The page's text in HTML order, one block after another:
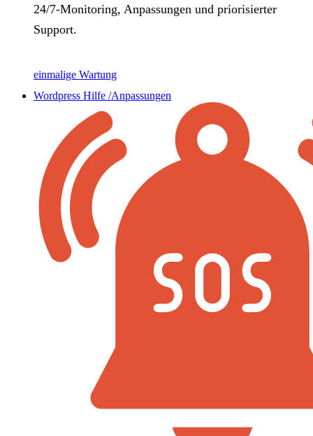
24/7‑Monitoring, Anpassungen und priorisierter
Support.
einmalige Wartung
Wordpress Hilfe /Anpassungen